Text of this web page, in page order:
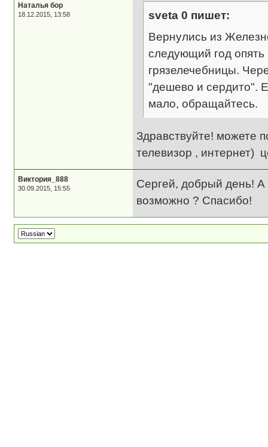
Наталья бор
18.12.2015, 13:58
sveta 0 пишет:
Вернулись из
следующий год
грязелечебницы.
"дешево и сердито".
мало, обращайтесь.
Здравствуйте! можете
телевизор , интернет)
Виктория_888
30.09.2015, 15:55
Сергей, добрый день! А
возможно ? Спасибо!